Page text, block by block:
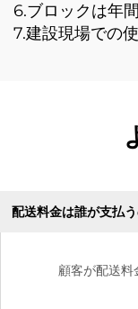
6.ブロックは年
7.建設現場での
配送料金は誰が支払
顧客が配送料